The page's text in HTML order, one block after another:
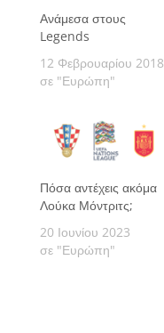
Ανάμεσα στους
Legends
12 Φεβρουαρίου 2018
σε "Ευρώπη"
Πόσα αντέχεις ακόμα
Λούκα Μόντριτς;
20 Ιουνίου 2023
σε "Ευρώπη"